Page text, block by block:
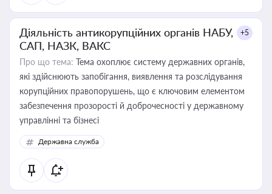
Діяльність антикорупційних органів НАБУ,
САП, НАЗК, ВАКС
+5
Про що тема: Тема охоплює систему державних органів,
які здійснюють запобігання, виявлення та розслідування
корупційних правопорушень, що є ключовим елементом
забезпечення прозорості й доброчесності у державному
управлінні та бізнесі
Державна служба